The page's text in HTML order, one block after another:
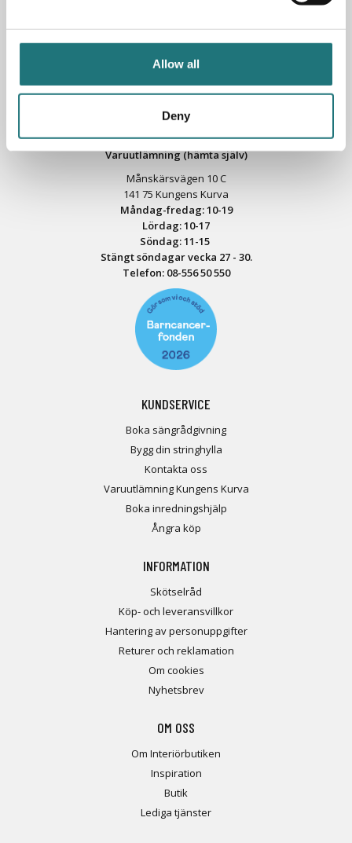
Allow all
Deny
Söndag: 11-17
Telefon:08-702 78 22
Se öppettider för helgdag här
Fri parkering på Åsögatan 121
Varuutlämning (hämta själv)
Månskärsvägen 10 C
141 75 Kungens Kurva
Måndag-fredag: 10-19
Lördag: 10-17
Söndag: 11-15
Stängt söndagar vecka 27 - 30.
Telefon: 08-556 50 550
KUNDSERVICE
Boka sängrådgivning
Bygg din stringhylla
Kontakta oss
Varuutlämning Kungens Kurva
Boka inredningshjälp
Ångra köp
INFORMATION
Skötselråd
Köp- och leveransvillkor
Hantering av personuppgifter
Returer och reklamation
Om cookies
Nyhetsbrev
OM OSS
Om Interiörbutiken
Inspiration
Butik
Lediga tjänster